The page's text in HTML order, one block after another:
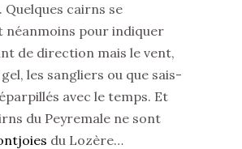
Quelques cairns se
néanmoins pour indiquer
de direction mais le vent,
les sangliers ou que sais-
avec le temps. Et
du Peyremale ne sont
du Lozère…